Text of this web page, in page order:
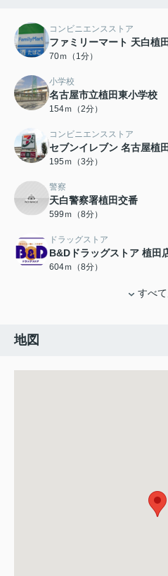
コンビニエンスストア
ファミリーマート 天白植
70ｍ（1分）
小学校
名古屋市立植田東小学校
154ｍ（2分）
コンビニエンスストア
セブンイレブン 名古屋植
195ｍ（3分）
警察
天白警察署植田交番
599ｍ（8分）
ドラッグストア
B&Dドラッグストア 植田
604ｍ（8分）
すべ
地図